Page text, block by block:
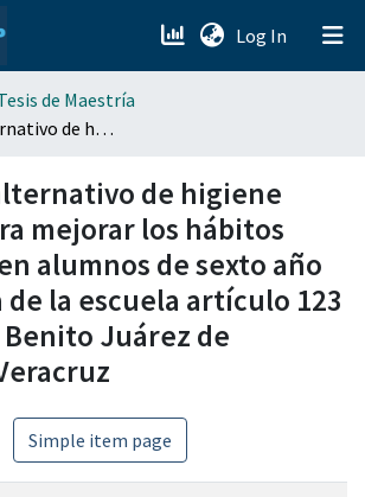
Log In (current)
de Maestría
Programa alternativo de higiene postural para mejorar los hábitos posturales en alumnos de sexto año de primaria de la escuela artículo 123 Presidente Benito Juárez de Nanchital, Veracruz
de higiene
mejorar los hábitos
alumnos de sexto año
la escuela artículo 123
Juárez de
Simple item page